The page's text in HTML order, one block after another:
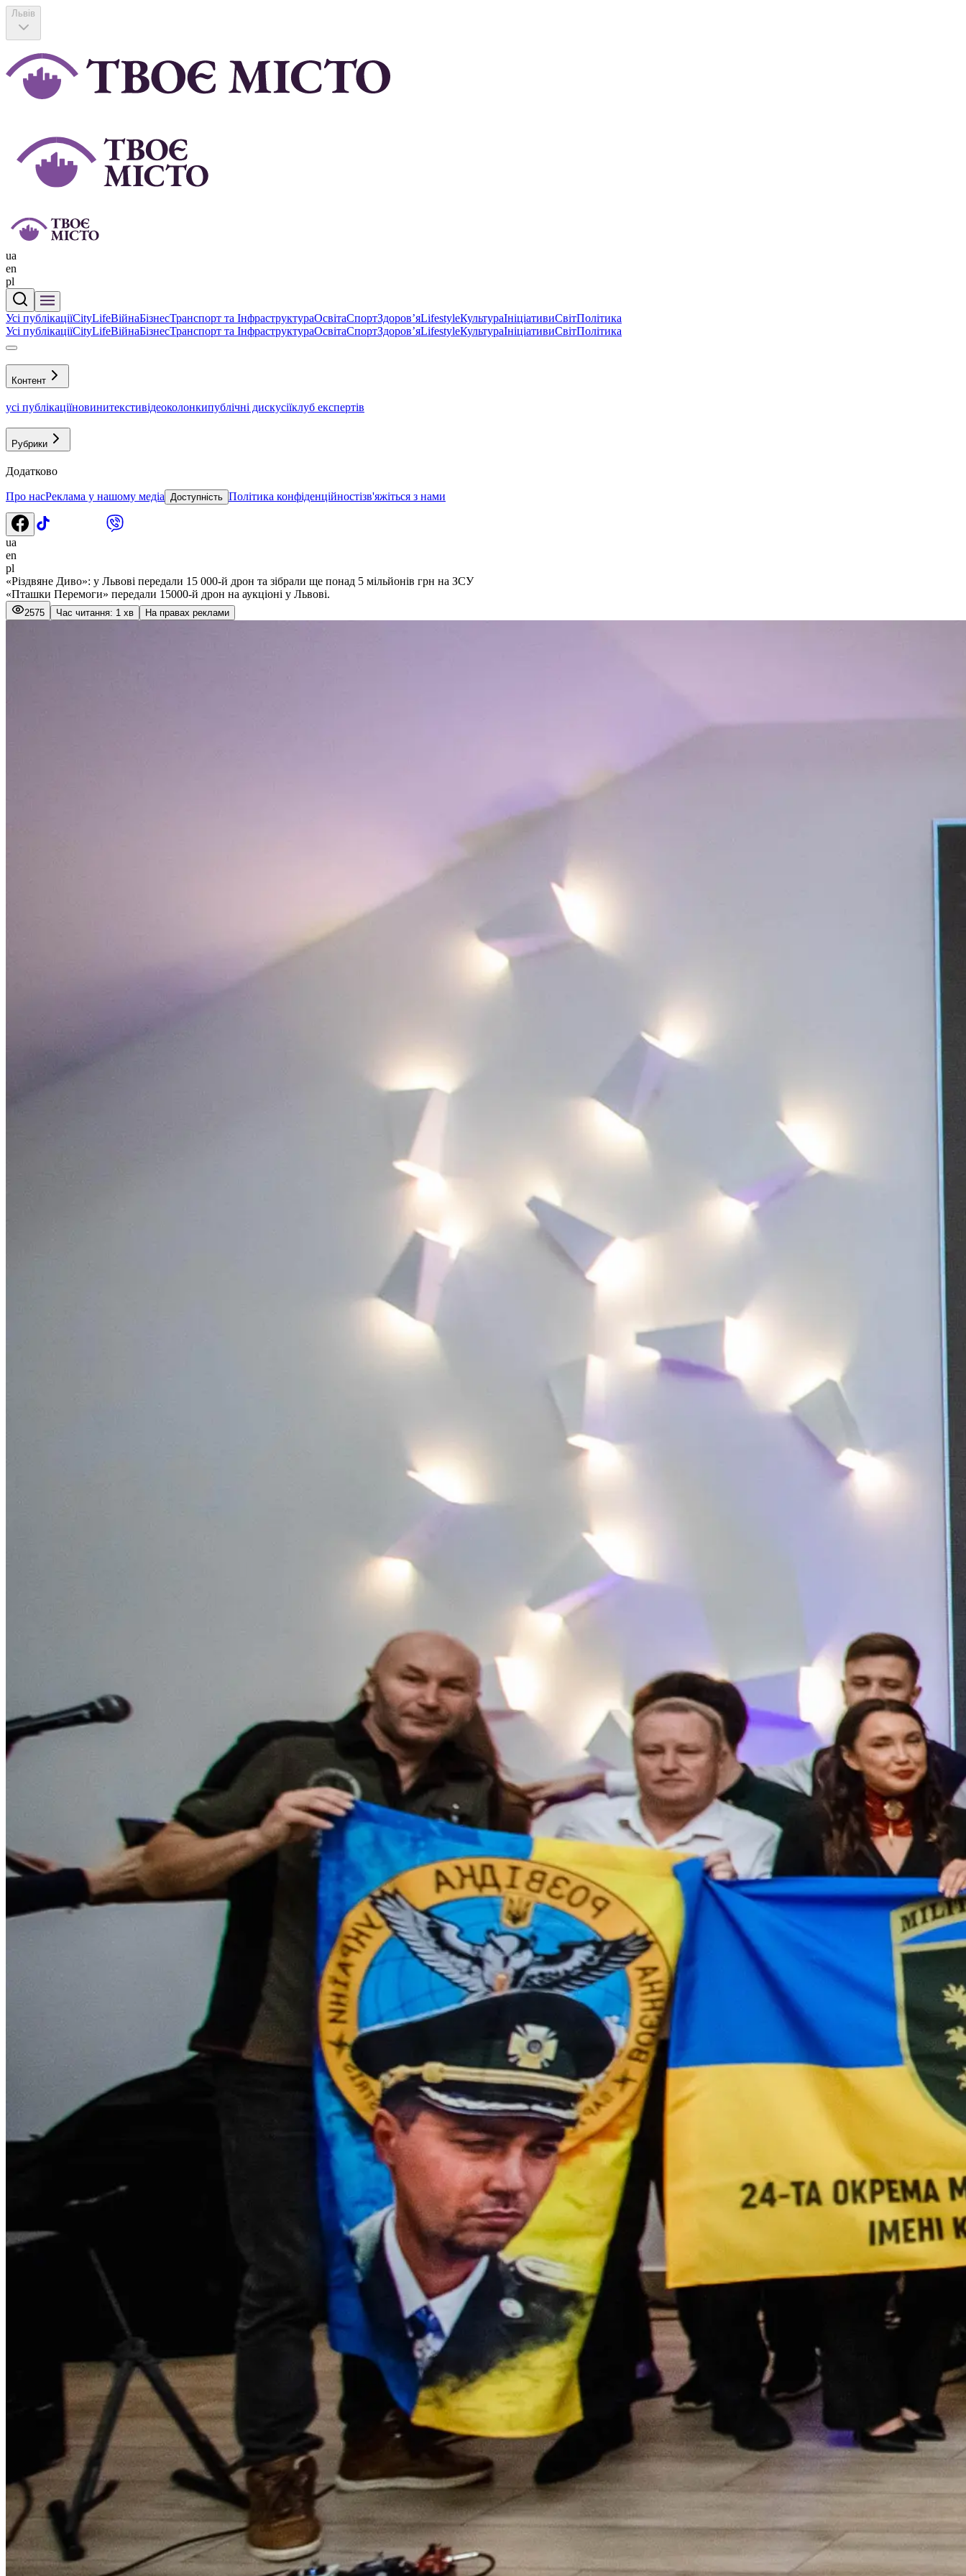
Львів
ua
en
pl
Усі публікаціїCityLifeВійнаБізнесТранспорт та ІнфраструктураОсвітаСпортЗдоровʼяLifestyleКультураІніціативиСвітПолітика
Усі публікаціїCityLifeВійнаБізнесТранспорт та ІнфраструктураОсвітаСпортЗдоровʼяLifestyleКультураІніціативиСвітПолітика
Контент
усі публікаціїновинитекстивідеоколонкипублічні дискусіїклуб експертів
Рубрики
Додатково
Про насРеклама у нашому медіа Доступність Політика конфіденційностізв'яжіться з нами
ua
en
pl
«Різдвяне Диво»: у Львові передали 15 000-й дрон та зібрали ще понад 5 мільйонів грн на ЗСУ
«Пташки Перемоги» передали 15000-й дрон на аукціоні у Львові.
2575 Час читання: 1 хв На правах реклами